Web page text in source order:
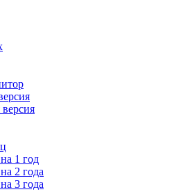
1 год
2 года
3 года